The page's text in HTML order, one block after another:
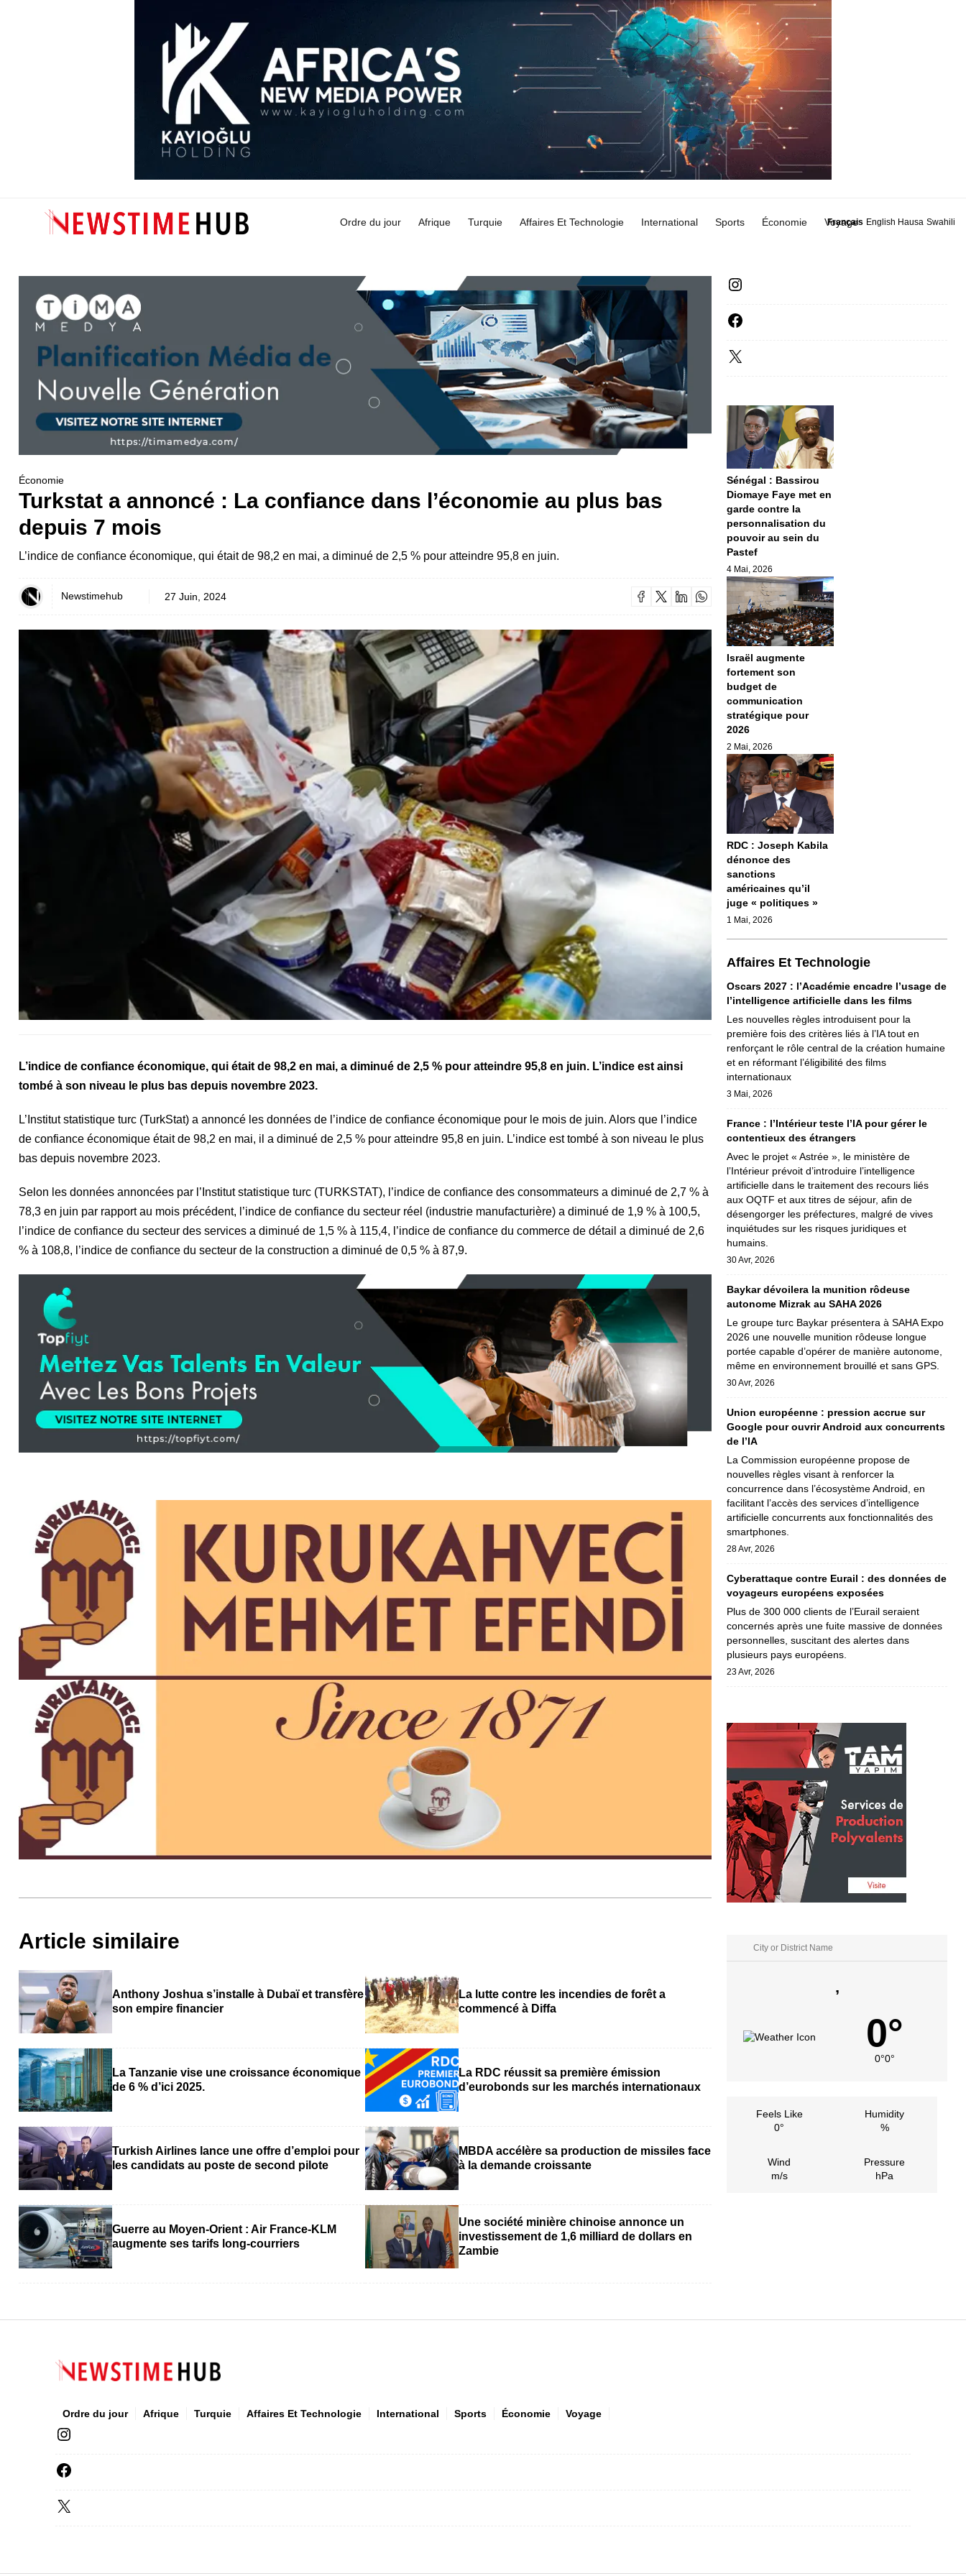
Ordre du jour Afrique Turquie Affaires Et Technologie International Sports Économie Voyage
Français English Hausa Swahili
Économie
Turkstat a annoncé : La confiance dans l’économie au plus bas
depuis 7 mois
L’indice de confiance économique, qui était de 98,2 en mai, a diminué de 2,5 % pour atteindre 95,8 en juin.
Newstimehub 27 Juin, 2024
L’indice de confiance économique, qui était de 98,2 en mai, a diminué de 2,5 % pour atteindre 95,8 en juin. L’indice est ainsi
tombé à son niveau le plus bas depuis novembre 2023.
L’Institut statistique turc (TurkStat) a annoncé les données de l’indice de confiance économique pour le mois de juin. Alors que l’indice
de confiance économique était de 98,2 en mai, il a diminué de 2,5 % pour atteindre 95,8 en juin. L’indice est tombé à son niveau le plus
bas depuis novembre 2023.
Selon les données annoncées par l’Institut statistique turc (TURKSTAT), l’indice de confiance des consommateurs a diminué de 2,7 % à
78,3 en juin par rapport au mois précédent, l’indice de confiance du secteur réel (industrie manufacturière) a diminué de 1,9 % à 100,5,
l’indice de confiance du secteur des services a diminué de 1,5 % à 115,4, l’indice de confiance du commerce de détail a diminué de 2,6
% à 108,8, l’indice de confiance du secteur de la construction a diminué de 0,5 % à 87,9.
Article similaire
Anthony Joshua s’installe à Dubaï et transfère
son empire financier
La lutte contre les incendies de forêt a
commencé à Diffa
La Tanzanie vise une croissance économique
de 6 % d’ici 2025.
La RDC réussit sa première émission
d’eurobonds sur les marchés internationaux
Turkish Airlines lance une offre d’emploi pour
les candidats au poste de second pilote
MBDA accélère sa production de missiles face
à la demande croissante
Guerre au Moyen-Orient : Air France-KLM
augmente ses tarifs long-courriers
Une société minière chinoise annonce un
investissement de 1,6 milliard de dollars en
Zambie
Sénégal : Bassirou
Diomaye Faye met en
garde contre la
personnalisation du
pouvoir au sein du
Pastef
4 Mai, 2026
Israël augmente
fortement son
budget de
communication
stratégique pour
2026
2 Mai, 2026
RDC : Joseph Kabila
dénonce des
sanctions
américaines qu’il
juge « politiques »
1 Mai, 2026
Affaires Et Technologie
Oscars 2027 : l’Académie encadre l’usage de
l’intelligence artificielle dans les films
Les nouvelles règles introduisent pour la
première fois des critères liés à l’IA tout en
renforçant le rôle central de la création humaine
et en réformant l’éligibilité des films
internationaux
3 Mai, 2026
France : l’Intérieur teste l’IA pour gérer le
contentieux des étrangers
Avec le projet « Astrée », le ministère de
l’Intérieur prévoit d’introduire l’intelligence
artificielle dans le traitement des recours liés
aux OQTF et aux titres de séjour, afin de
désengorger les préfectures, malgré de vives
inquiétudes sur les risques juridiques et
humains.
30 Avr, 2026
Baykar dévoilera la munition rôdeuse
autonome Mizrak au SAHA 2026
Le groupe turc Baykar présentera à SAHA Expo
2026 une nouvelle munition rôdeuse longue
portée capable d’opérer de manière autonome,
même en environnement brouillé et sans GPS.
30 Avr, 2026
Union européenne : pression accrue sur
Google pour ouvrir Android aux concurrents
de l’IA
La Commission européenne propose de
nouvelles règles visant à renforcer la
concurrence dans l’écosystème Android, en
facilitant l’accès des services d’intelligence
artificielle concurrents aux fonctionnalités des
smartphones.
28 Avr, 2026
Cyberattaque contre Eurail : des données de
voyageurs européens exposées
Plus de 300 000 clients de l’Eurail seraient
concernés après une fuite massive de données
personnelles, suscitant des alertes dans
plusieurs pays européens.
23 Avr, 2026
,
0°
0°0°
Feels Like
0°
Humidity
%
Wind
m/s
Pressure
hPa
Ordre du jour Afrique Turquie Affaires Et Technologie International Sports Économie Voyage